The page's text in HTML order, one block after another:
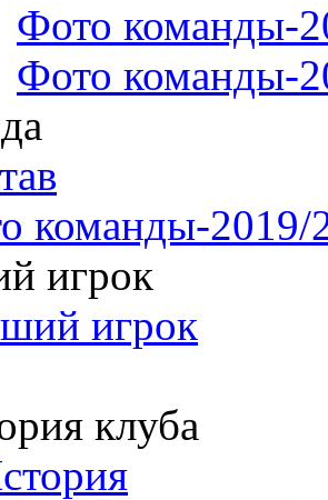
Фото команды-
Фото команды-
команды-2019/
игрок
игрок
клуба